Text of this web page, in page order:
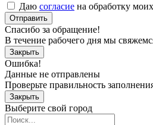
Даю согласие на обработку моих
Отправить
Спасибо за обращение!
В течение рабочего дня мы
Закрыть
Ошибка!
Данные не отправлены
Проверьте правильность
Закрыть
Выберите свой город